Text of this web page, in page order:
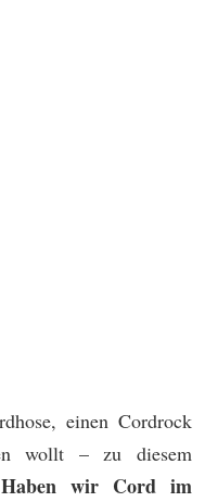
einen Cordrock
wollt – zu diesem
Haben wir Cord im